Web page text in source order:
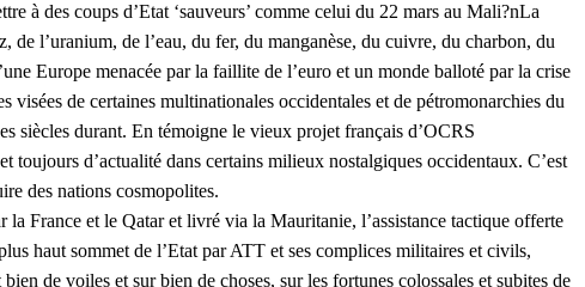
à des coups d’Etat ‘sauveurs’ comme celui du 22 mars au Mali?nLa
l’uranium, de l’eau, du fer, du manganèse, du cuivre, du charbon, du
Europe menacée par la faillite de l’euro et un monde balloté par la crise
de certaines multinationales occidentales et de pétromonarchies du
siècles durant. En témoigne le vieux projet français d’OCRS
d’actualité dans certains milieux nostalgiques occidentaux. C’est
des nations cosmopolites.
France et le Qatar et livré via la Mauritanie, l’assistance tactique offerte
haut sommet de l’Etat par ATT et ses complices militaires et civils,
de voiles et sur bien de choses, sur les fortunes colossales et subites de